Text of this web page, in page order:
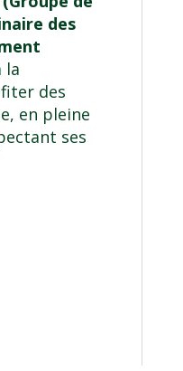
des
la
des
en pleine
ses